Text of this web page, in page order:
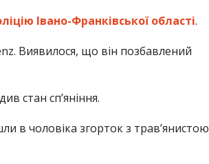
Івано-Франківської області.
Виявилося, що він позбавлений
стан сп’яніння.
в чоловіка згорток з травʼянистою